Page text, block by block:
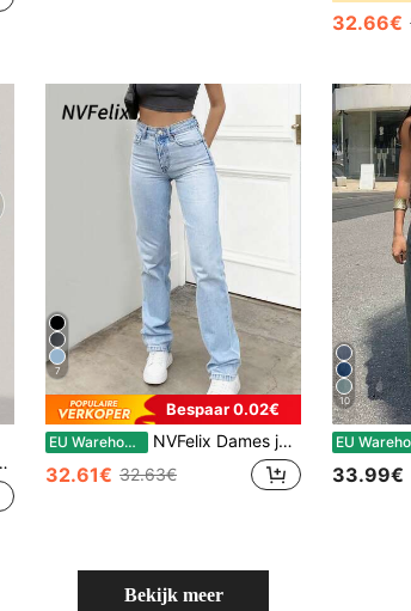
32.66€
7
Bespaar 0.02€
EU Warehouse NVFelix Dames jeans met hoge taille, sexy slim fit, elastische stof, rechte pijpen, lichtblauw voor zomer en herfst
32.61€ 32.63€
10
33.99€
Bekijk meer